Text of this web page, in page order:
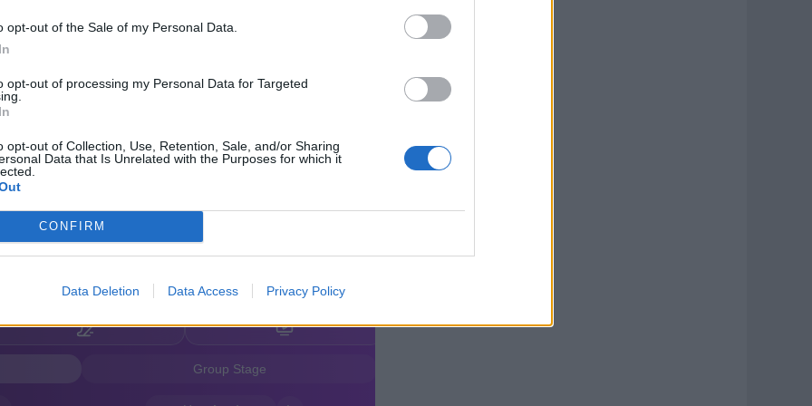
opt-out of the Sale of my Personal Data.
opt-out of processing my Personal Data for Targeted
opt-out of Collection, Use, Retention, Sale, and/or Sharing
Data that Is Unrelated with the Purposes for which it
CONFIRM
Data Deletion Data Access Privacy Policy
η οικογένειά μου κι εκεί έχω παίξει. Αλλά
υπηρετούμε τα συμφέροντα που μας
θεωρώ ότι θα έχει πολύ ψωμί το
στην οθόνη να το παρακολουθώ. Θεωρώ
του εξωτερικού έχει κλείσει για μένα, θέλω
μου και τους ανθρώπους που αγαπώ.
στο τέλος της σεζόν».